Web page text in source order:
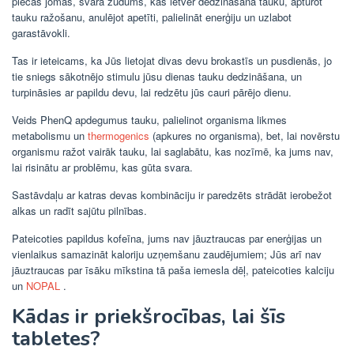
tauku ražošanu, anulējot apetīti, palielināt enerģiju un uzlabot
garastāvokli.
Tas ir ieteicams, ka Jūs lietojat divas devu brokastīs un pusdienās, jo
tie sniegs sākotnējo stimulu jūsu dienas tauku dedzināšana, un
turpināsies ar papildu devu, lai redzētu jūs cauri pārējo dienu.
Veids PhenQ apdegumus tauku, palielinot organisma likmes
metabolismu un thermogenics (apkures no organisma), bet, lai novērstu
organismu ražot vairāk tauku, lai saglabātu, kas nozīmē, ka jums nav,
lai risinātu ar problēmu, kas gūta svara.
Sastāvdaļu ar katras devas kombināciju ir paredzēts strādāt ierobežot
alkas un radīt sajūtu pilnības.
Pateicoties papildus kofeīna, jums nav jāuztraucas par enerģijas un
vienlaikus samazināt kaloriju uzņemšanu zaudējumiem; Jūs arī nav
jāuztraucas par īsāku mīkstina tā paša iemesla dēļ, pateicoties kalciju
un NOPAL .
Kādas ir priekšrocības, lai šīs
tabletes?